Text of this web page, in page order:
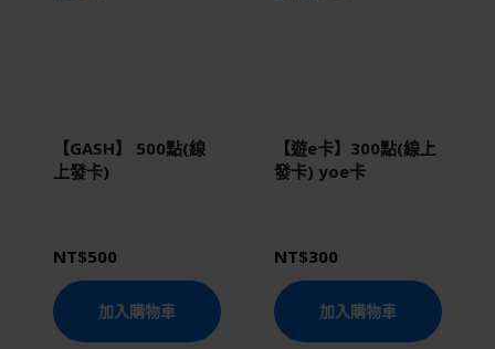
【GASH】 500點(線
上發卡)
NT$500
加入購物車
【遊e卡】300點(線上
發卡) yoe卡
NT$300
加入購物車